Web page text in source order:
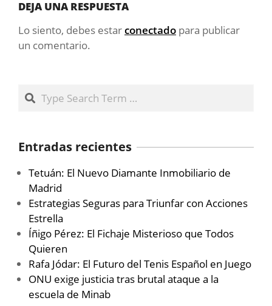
DEJA UNA RESPUESTA
Lo siento, debes estarconectado para publicar
un comentario.
Search
Entradas recientes
Tetuán: El Nuevo Diamante Inmobiliario de
Madrid
Estrategias Seguras para Triunfar con Acciones
Estrella
Íñigo Pérez: El Fichaje Misterioso que Todos
Quieren
Rafa Jódar: El Futuro del Tenis Español en Juego
ONU exige justicia tras brutal ataque a la
escuela de Minab